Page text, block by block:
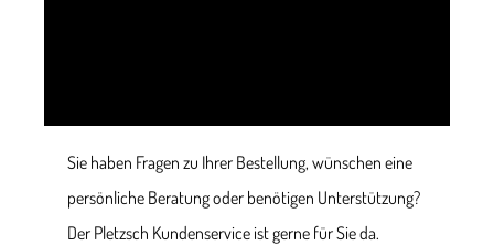
Sie haben Fragen zu Ihrer Bestellung, wünschen eine
persönliche Beratung oder benötigen Unterstützung?
Der Pletzsch Kundenservice ist gerne für Sie da.